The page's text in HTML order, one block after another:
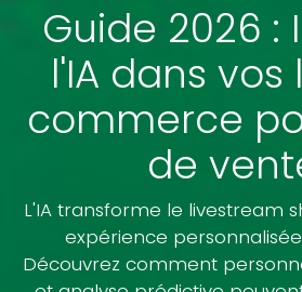
Guide 2026 :
l'IA dans vos
commerce
de
L'IA transforme le livestream
expérience
Découvrez comment